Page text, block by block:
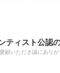
顧いただき誠にありが